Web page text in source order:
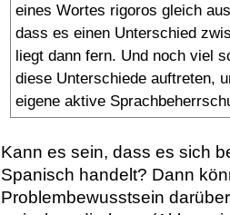
eines Wortes rigoros gleich
dass es einen Unterschied
liegt dann fern. Und noch viel
diese Unterschiede auftreten,
eigene aktive
Kann es sein, dass es sich
Spanisch handelt? Dann
Problembewusstsein